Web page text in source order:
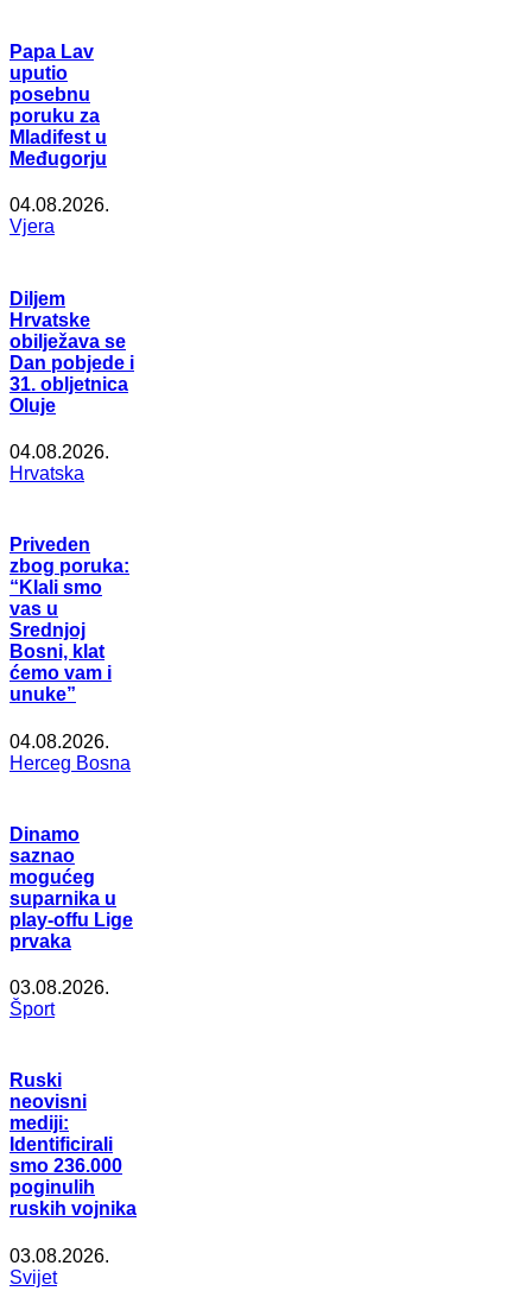
Papa Lav
uputio
posebnu
poruku za
Mladifest u
Međugorju
04.08.2026.
Vjera
Diljem
Hrvatske
obilježava se
Dan pobjede i
31. obljetnica
Oluje
04.08.2026.
Hrvatska
Priveden
zbog poruka:
“Klali smo
vas u
Srednjoj
Bosni, klat
ćemo vam i
unuke”
04.08.2026.
Herceg Bosna
Dinamo
saznao
mogućeg
suparnika u
play-offu Lige
prvaka
03.08.2026.
Šport
Ruski
neovisni
mediji:
Identificirali
smo 236.000
poginulih
ruskih vojnika
03.08.2026.
Svijet